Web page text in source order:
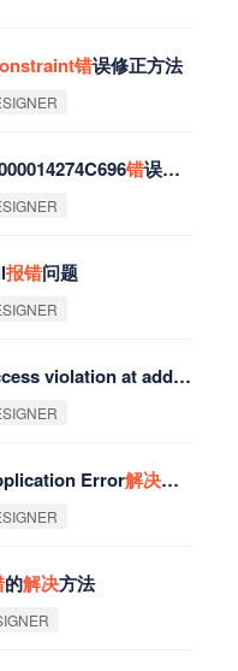
错误修正方法
错误处理
报错问题
violation at address...”
Error解决方法
的解决方法